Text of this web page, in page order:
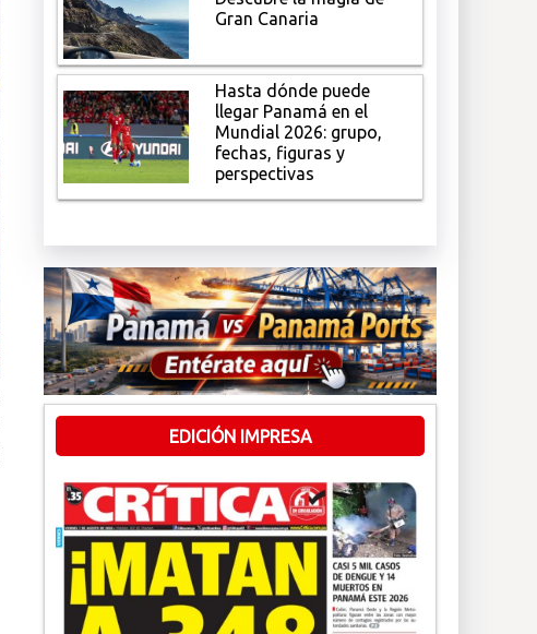
Gran Canaria
Hasta dónde puede
llegar Panamá en el
Mundial 2026: grupo,
fechas, figuras y
perspectivas
EDICIÓN IMPRESA